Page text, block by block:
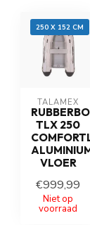
250 X 152 CM
TALAMEX
TLX 250
VLOER
€999,99
Niet op
voorraad